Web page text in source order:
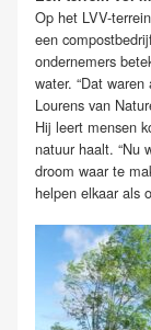
Op het LVV-
een
ondernemers
water. “Dat
Lourens van
Hij leert mensen
natuur haalt. “Nu
droom waar te
helpen elkaar als